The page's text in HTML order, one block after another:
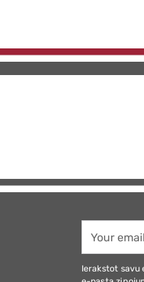
email
Ierakstot savu